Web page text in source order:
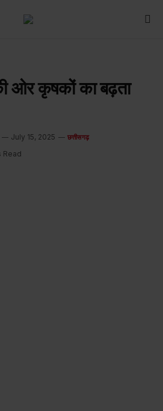
ओर कृषकों का बढ़ता
July 15, 2025 छत्तीसगढ़
Read